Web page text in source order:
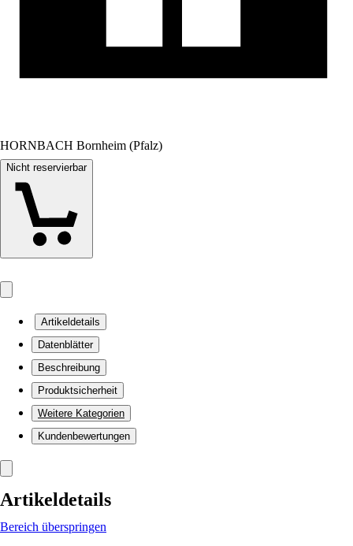
HORNBACH Bornheim (Pfalz)
Nicht reservierbar
Artikeldetails
Datenblätter
Beschreibung
Produktsicherheit
Weitere Kategorien
Kundenbewertungen
Artikeldetails
Bereich überspringen